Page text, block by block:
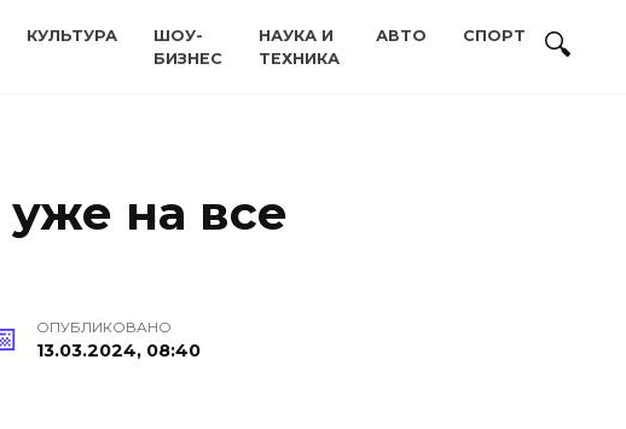
КУЛЬТУРА
ШОУ-
БИЗНЕС
НАУКА И
ТЕХНИКА
АВТО СПОРТ
на все
ОПУБЛИКОВАНО
13.03.2024, 08:40